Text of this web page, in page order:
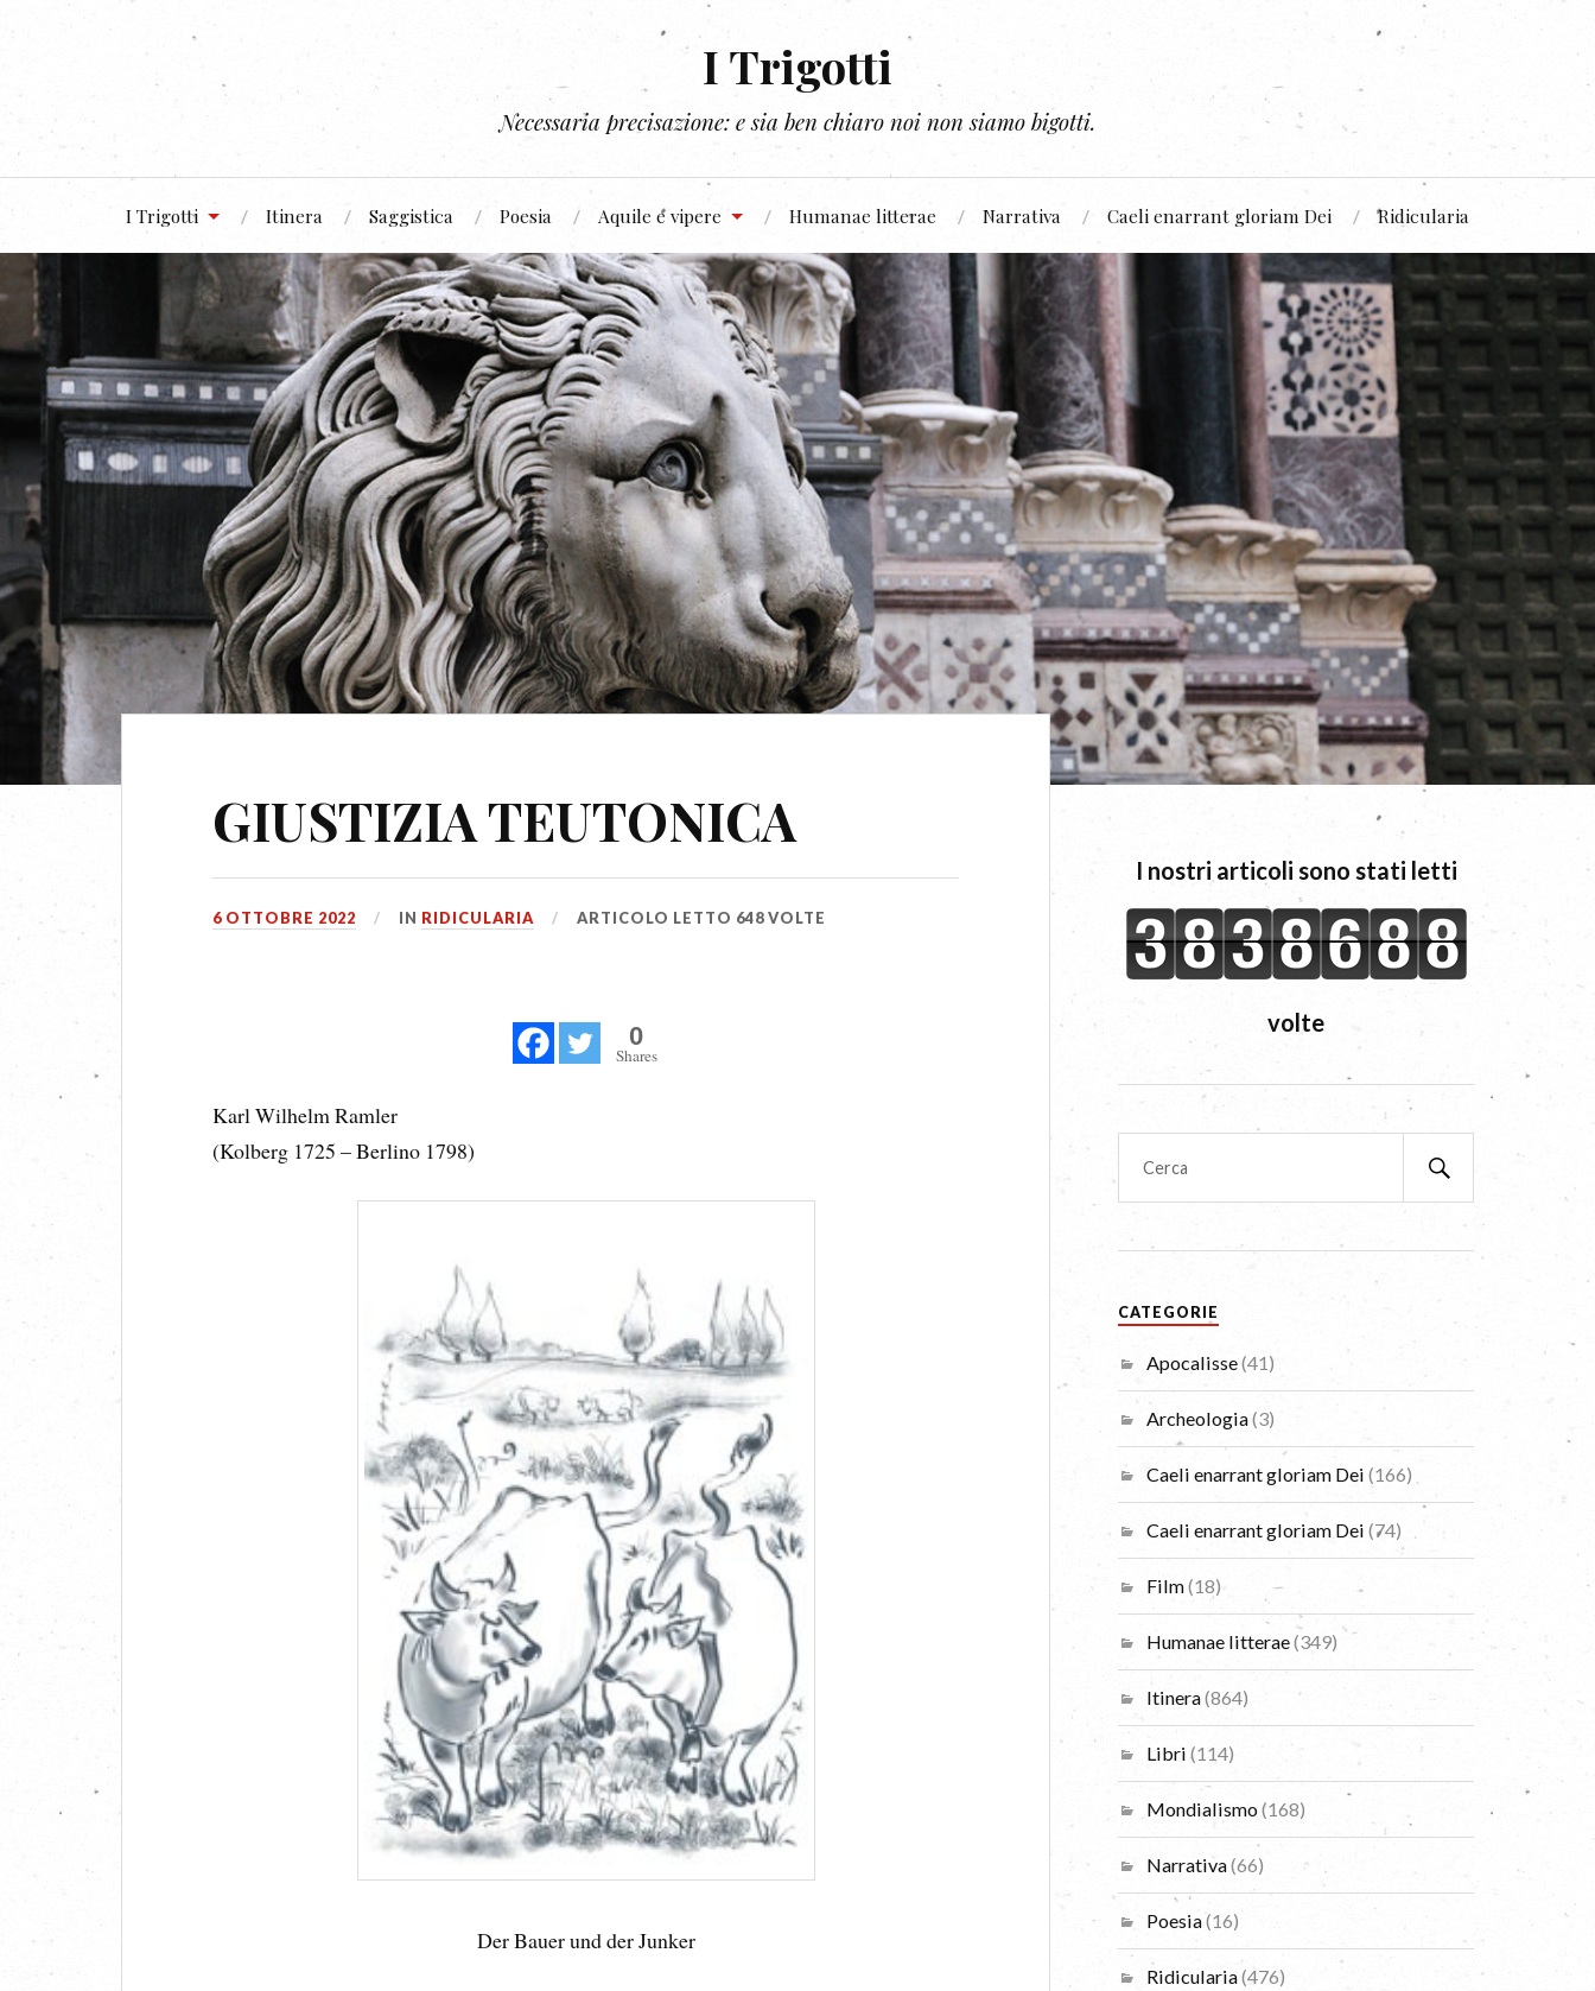
I Trigotti
Necessaria precisazione: e sia ben chiaro noi non siamo bigotti.
I Trigotti Itinera Saggistica Poesia Aquile e vipere Humanae litterae Narrativa Caeli enarrant gloriam Dei Ridicularia
GIUSTIZIA TEUTONICA
6 OTTOBRE 2022 IN RIDICULARIA ARTICOLO LETTO 648 VOLTE
0
Shares
Karl Wilhelm Ramler
(Kolberg 1725 – Berlino 1798)
Der Bauer und der Junker
I nostri articoli sono stati letti
volte
CATEGORIE
Apocalisse(41)
Archeologia(3)
Caeli enarrant gloriam Dei (166)
Caeli enarrant gloriam Dei (74)
Film(18)
Humanae litterae(349)
Itinera(864)
Libri (114)
Mondialismo(168)
Narrativa(66)
Poesia(16)
Ridicularia(476)